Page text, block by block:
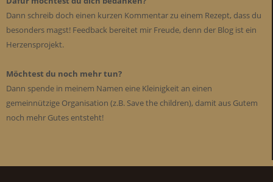
Dann schreib doch einen kurzen Kommentar zu einem Rezept, dass du
besonders magst! Feedback bereitet mir Freude, denn der Blog ist ein
Herzensprojekt.
Möchtest du noch mehr tun?
Dann spende in meinem Namen eine Kleinigkeit an einen
gemeinnützige Organisation (z.B. Save the children), damit aus Gutem
noch mehr Gutes entsteht!